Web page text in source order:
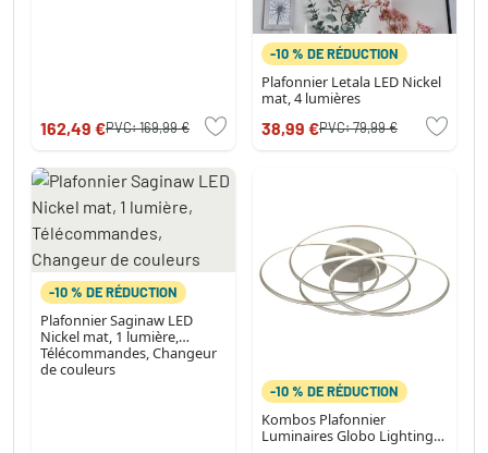
162,49 €PVC:169,99 €
-10 % DE RÉDUCTION
Plafonnier Letala LED Nickel
mat, 4 lumières
38,99 €PVC:79,99 €
-10 % DE RÉDUCTION
Plafonnier Saginaw LED
Nickel mat, 1 lumière,
Télécommandes, Changeur
de couleurs
-10 % DE RÉDUCTION
Kombos Plafonnier
Luminaires Globo Lighting